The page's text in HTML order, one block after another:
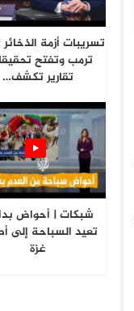
تسريبات أزمة
ترمب وتفتح
تقارير تكشف…
شبكات | أحواض
تعيد السباحة إلى
غزة